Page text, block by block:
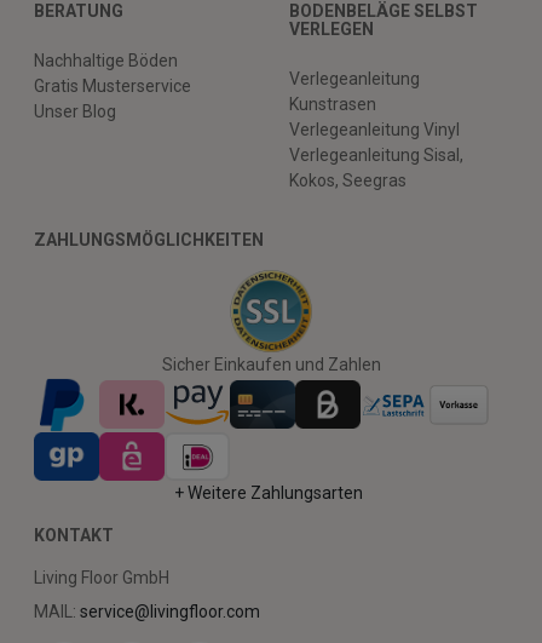
BERATUNG
Nachhaltige Böden
Gratis Musterservice
Unser Blog
BODENBELÄGE SELBST
VERLEGEN
Verlegeanleitung
Kunstrasen
Verlegeanleitung Vinyl
Verlegeanleitung Sisal,
Kokos, Seegras
ZAHLUNGSMÖGLICHKEITEN
Sicher Einkaufen und Zahlen
+ Weitere Zahlungsarten
KONTAKT
Living Floor GmbH
MAIL: service@livingfloor.com